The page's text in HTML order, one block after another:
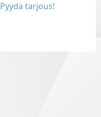
Pyydä tarjous!